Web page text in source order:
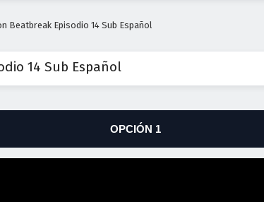
Beatbreak Episodio 14 Sub Español
14 Sub Español
OPCIÓN 1